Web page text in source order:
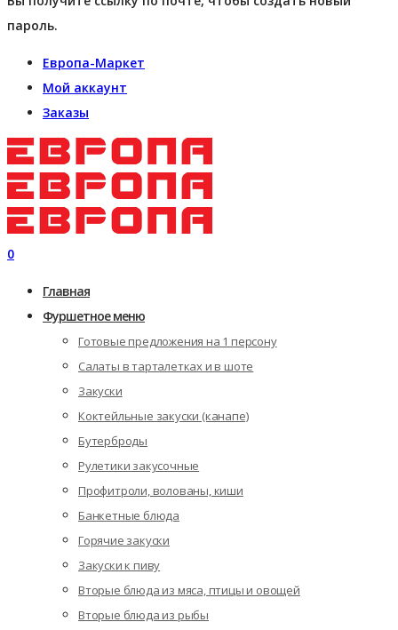
пароль.
Европа-Маркет
Мой аккаунт
Заказы
0
Главная
Фуршетное меню
Готовые предложения на 1 персону
Салаты в тарталетках и в шоте
Закуски
Коктейльные закуски (канапе)
Бутерброды
Рулетики закусочные
Профитроли, волованы, киши
Банкетные блюда
Горячие закуски
Закуски к пиву
Вторые блюда из мяса, птицы и овощей
Вторые блюда из рыбы